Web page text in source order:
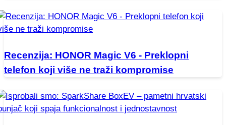
Recenzija: HONOR Magic V6 - Preklopni
telefon koji više ne traži kompromise